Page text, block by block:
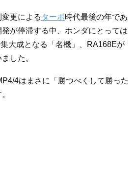
更による ターボ時代最後の年であ
が停滞する中、ホンダにとっては
大成となる「名機」、RA168Eが
した。
4はまさに「勝つべくして勝った